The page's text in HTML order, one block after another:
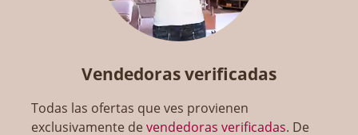
Vendedoras verificadas
Todas las ofertas que ves provienen
exclusivamente devendedoras verificadas. De